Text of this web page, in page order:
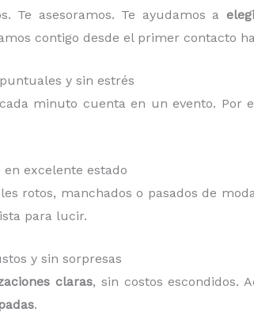
Te asesoramos. Te ayudamos a
contigo desde el primer contacto
y sin estrés
minuto cuenta en un evento. Por
en excelente estado
rotos, manchados o pasados de
para lucir.
y sin sorpresas
claras, sin costos escondidos.
.